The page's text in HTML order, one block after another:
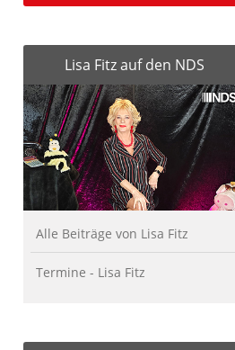
Lisa Fitz auf den NDS
Alle Beiträge von Lisa Fitz
Termine - Lisa Fitz